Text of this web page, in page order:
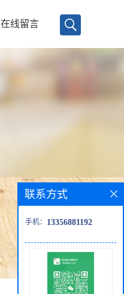
在线留言
联系方式
手机： 13356881192